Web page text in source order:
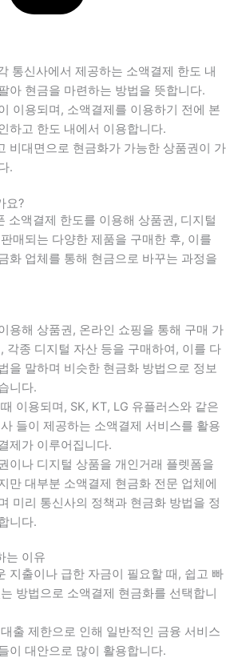
통신사에서 제공하는 소액결제 한도 내
아 현금을 마련하는 방법을 뜻합니다.
이용되며, 소액결제를 이용하기 전에 본
하고 한도 내에서 이용합니다.
비대면으로 현금화가 가능한 상품권이 가
.
요?
소액결제 한도를 이용해 상품권, 디지털
매되는 다양한 제품을 구매한 후, 이를
화 업체를 통해 현금으로 바꾸는 과정을
용해 상품권, 온라인 쇼핑을 통해 구매 가
각종 디지털 자산 등을 구매하여, 이를 다
을 말하며 비슷한 현금화 방법으로 정보
니다.
이용되며, SK, KT, LG 유플러스와 같은
들이 제공하는 소액결제 서비스를 활용
제가 이루어집니다.
이나 디지털 상품을 개인거래 플렛폼을
만 대부분 소액결제 현금화 전문 업체에
미리 통신사의 정책과 현금화 방법을 정
니다.
는 이유
지출이나 급한 자금이 필요할 때 , 쉽고 빠
방법으로 소액결제 현금화를 선택합니
출 제한으로 인해 일반적인 금융 서비스
이 대안으로 많이 활용합니다.